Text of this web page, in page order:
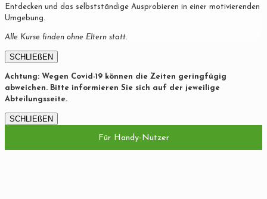
Entdecken und das selbstständige Ausprobieren in einer motivierenden
Umgebung.
Alle Kurse finden ohne Eltern statt.
SCHLIEßEN
Achtung: Wegen Covid-19 können die Zeiten geringfügig
abweichen. Bitte informieren Sie sich auf der jeweilige
Abteilungsseite.
SCHLIEßEN
Für Handy-Nutzer